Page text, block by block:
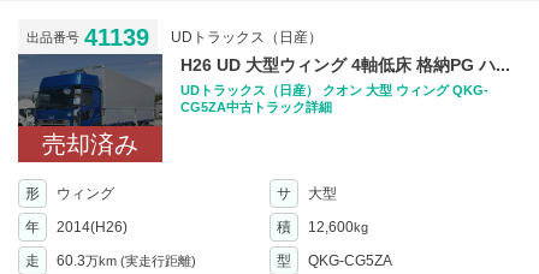
出品番号 41139 UDトラックス（日産）
売却済み
H26 UD 大型ウィング 4軸低床 格納PG ハ...
UDトラックス（日産） クオン 大型 ウィング QKG-
CG5ZA中古トラック詳細
形 ウィング サ
大型
年
2014(H26) 積 12,600kg
走 60.3万km (実走行距離) 型
QKG-CG5ZA